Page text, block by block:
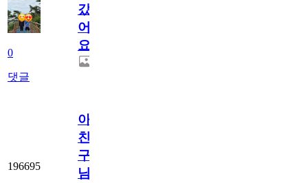
0
댓글
갔
어
요.
196695
아.
친
구
님